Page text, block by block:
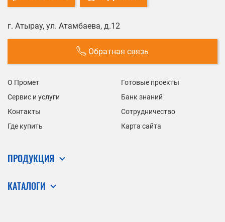
г. Атырау, ул. Атамбаева, д.12
Обратная связь
О Промет
Готовые проекты
Сервис и услуги
Банк знаний
Контакты
Сотрудничество
Где купить
Карта сайта
ПРОДУКЦИЯ
КАТАЛОГИ